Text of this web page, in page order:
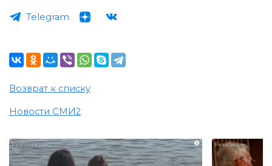
Telegram
Возврат к списку
Новости СМИ2
i